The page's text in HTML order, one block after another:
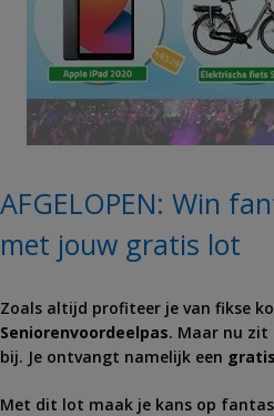
AFGELOPEN: Win
met jouw gratis lot
Zoals altijd profiteer je van fikse
Seniorenvoordeelpas. Maar nu zit
bij. Je ontvangt namelijk een
Met dit lot maak je kans op